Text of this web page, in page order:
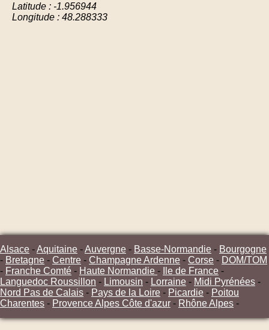
Latitude : -1.956944
Longitude : 48.288333
Alsace -Aquitaine -Auvergne - Basse-Normandie - Bourgogne
- Bretagne - Centre - Champagne Ardenne - Corse - DOM/TOM
- Franche Comté - Haute Normandie - Ile de France -
Languedoc Roussillon - Limousin - Lorraine - Midi Pyrénées -
Nord Pas de Calais - Pays de la Loire - Picardie - Poitou
Charentes - Provence Alpes Côte d'azur - Rhône Alpes -